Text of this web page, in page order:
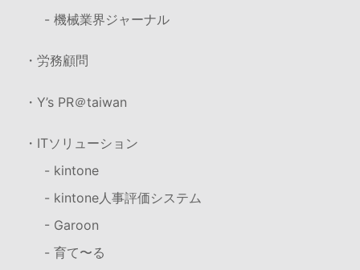
- 機械業界ジャーナル
・労務顧問
・Y’s PR＠taiwan
・ITソリューション
- kintone
- kintone人事評価システム
- Garoon
- 育て〜る